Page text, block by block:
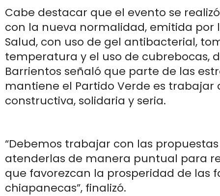
Cabe destacar que el evento se
con la nueva normalidad, emitida por
Salud, con uso de gel antibacterial,
temperatura y el uso de cubrebocas,
Barrientos señaló que parte de las
mantiene el Partido Verde es trabajar
constructiva, solidaria y seria.
“Debemos trabajar con las
atenderlas de manera puntual para
que favorezcan la prosperidad de las
chiapanecas”, finalizó.